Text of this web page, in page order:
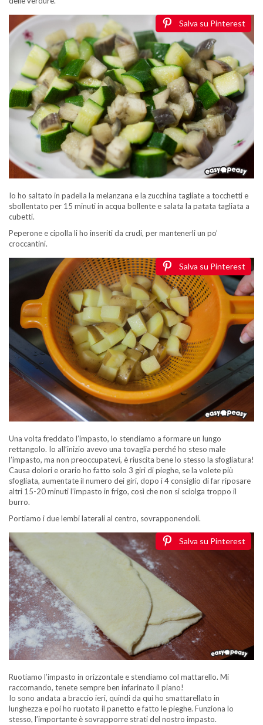
Salva su Pinterest
Io ho saltato in padella la melanzana e la zucchina tagliate a tocchetti e
sbollentato per 15 minuti in acqua bollente e salata la patata tagliata a
cubetti.
Peperone e cipolla li ho inseriti da crudi, per mantenerli un po’
croccantini.
Salva su Pinterest
Una volta freddato l’impasto, lo stendiamo a formare un lungo
rettangolo. Io all’inizio avevo una tovaglia perché ho steso male
l’impasto, ma non preoccupatevi, è riuscita bene lo stesso la sfogliatura!
Causa dolori e orario ho fatto solo 3 giri di pieghe, se la volete più
sfogliata, aumentate il numero dei giri, dopo i 4 consiglio di far riposare
altri 15-20 minuti l’impasto in frigo, così che non si sciolga troppo il
burro.
Portiamo i due lembi laterali al centro, sovrapponendoli.
Salva su Pinterest
Ruotiamo l’impasto in orizzontale e stendiamo col mattarello. Mi
raccomando, tenete sempre ben infarinato il piano!
Io sono andata a braccio ieri, quindi da qui ho smattarellato in
lunghezza e poi ho ruotato il panetto e fatto le pieghe. Funziona lo
stesso, l’importante è sovrapporre strati del nostro impasto.